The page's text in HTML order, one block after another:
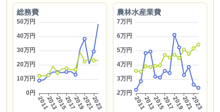
総務費 農林水産業費